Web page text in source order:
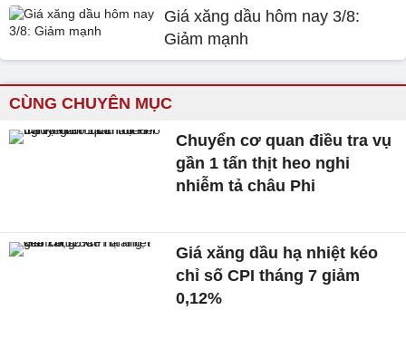
Giá xăng dầu hôm nay 3/8:
Giảm mạnh
CÙNG CHUYÊN MỤC
Chuyển cơ quan điều tra vụ
gần 1 tấn thịt heo nghi
nhiễm tả châu Phi
Giá xăng dầu hạ nhiệt kéo
chỉ số CPI tháng 7 giảm
0,12%